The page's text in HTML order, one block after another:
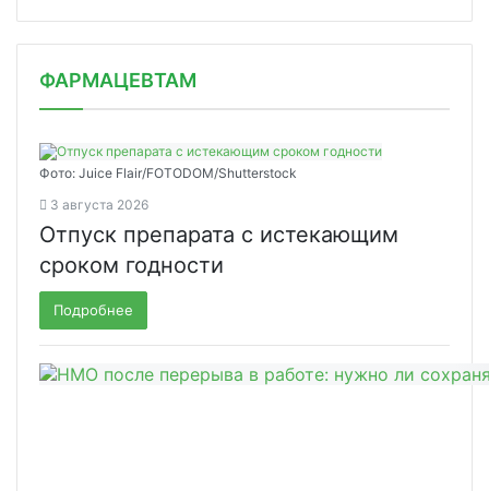
ФАРМАЦЕВТАМ
Фото: Juice Flair/FOTODOM/Shutterstoсk
3 августа 2026
Отпуск препарата с истекающим
сроком годности
Подробнее